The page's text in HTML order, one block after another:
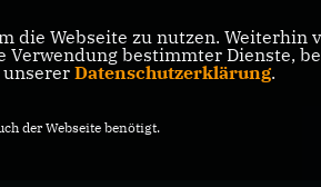
die Webseite zu nutzen.
Verwendung bestimmter Dienste,
Datenschutzerklärung.
der Webseite benötigt.